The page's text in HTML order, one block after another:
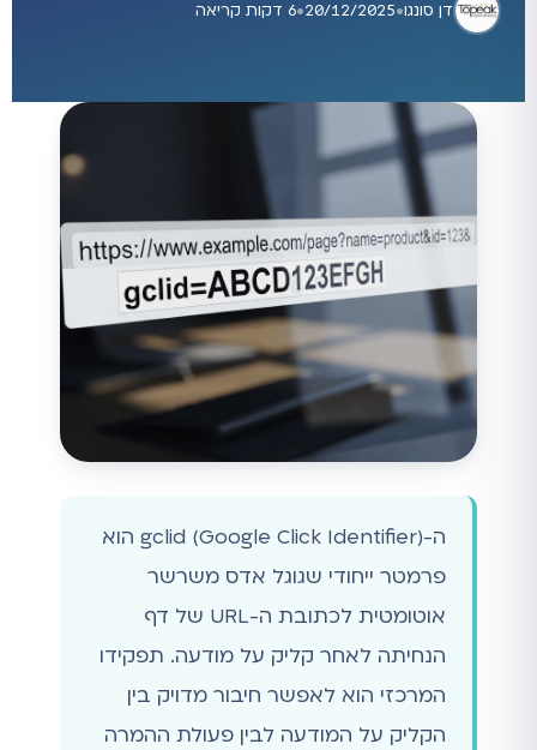
דן סונגו•
20/12/2025
•6 דקות קריאה
ה-gclid (Google Click Identifier) הוא
פרמטר ייחודי שגוגל אדס משרשר
אוטומטית לכתובת ה-URL של דף
הנחיתה לאחר קליק על מודעה. תפקידו
המרכזי הוא לאפשר חיבור מדויק בין
הקליק על המודעה לבין פעולת ההמרה